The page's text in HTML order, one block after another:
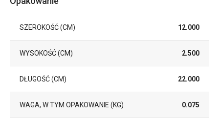
SZEROKOŚĆ (CM) 12.000
WYSOKOŚĆ (CM) 2.500
DŁUGOŚĆ (CM) 22.000
WAGA, W TYM OPAKOWANIE (KG) 0.075